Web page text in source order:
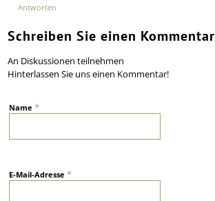
Antworten
Schreiben Sie einen Kommentar
An Diskussionen teilnehmen
Hinterlassen Sie uns einen Kommentar!
Name*
E-Mail-Adresse*